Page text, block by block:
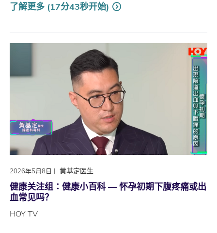
了解更多 (17分43秒开始)
2026年5月8日 | 黄基定医生
健康关注组∶健康小百科 — 怀孕初期下腹疼痛或出
血常见吗？
HOY TV